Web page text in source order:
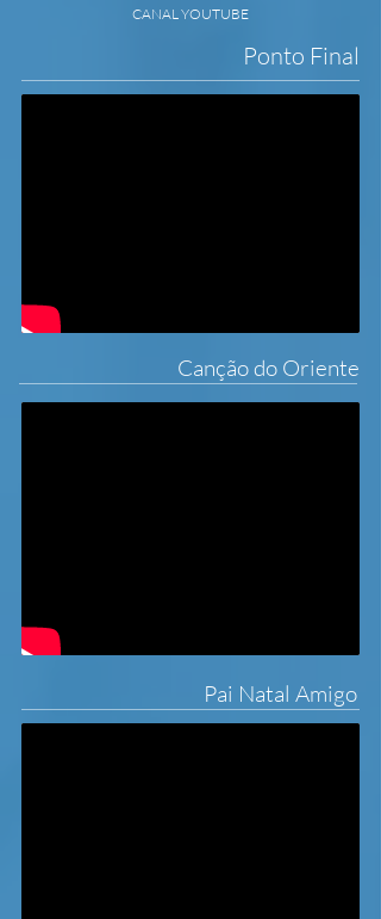
CANAL YOUTUBE
Ponto Final
Canção do Oriente
Pai Natal Amigo